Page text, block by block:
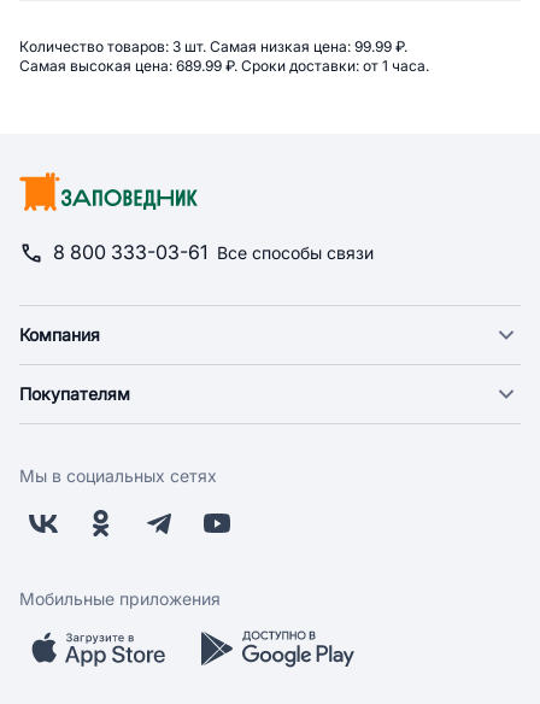
Сводная информация по
Количество товаров: 3 шт. Самая низкая цена: 99.99 ₽.
Самая высокая цена: 689.99 ₽. Сроки доставки: от 1 часа.
8 800 333-03-61 Все способы связи
Компания
Новости
Поставщикам
Заводчикам
Обратная связь
Покупателям
Оплата
Бонусная программа
Скидки и акции
Мобильное приложение
Мы в социальных сетях
Мобильные приложения